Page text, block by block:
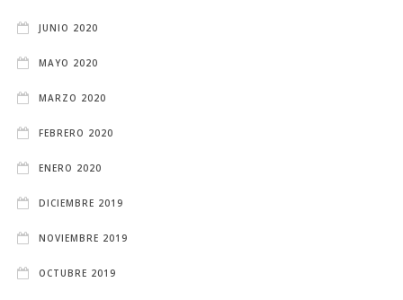
JUNIO 2020
MAYO 2020
MARZO 2020
FEBRERO 2020
ENERO 2020
DICIEMBRE 2019
NOVIEMBRE 2019
OCTUBRE 2019